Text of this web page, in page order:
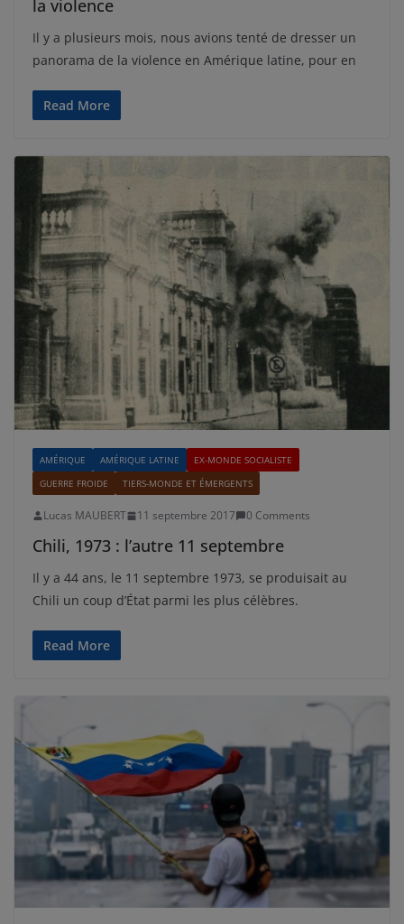
la violence
Il y a plusieurs mois, nous avions tenté de dresser un
panorama de la violence en Amérique latine, pour en
Read More
AMÉRIQUE AMÉRIQUE LATINE
EX-MONDE SOCIALISTE
GUERRE FROIDE
TIERS-MONDE ET ÉMERGENTS
Lucas MAUBERT 11 septembre 2017 0 Comments
Chili, 1973 : l’autre 11 septembre
Il y a 44 ans, le 11 septembre 1973, se produisait au
Chili un coup d’État parmi les plus célèbres.
Read More